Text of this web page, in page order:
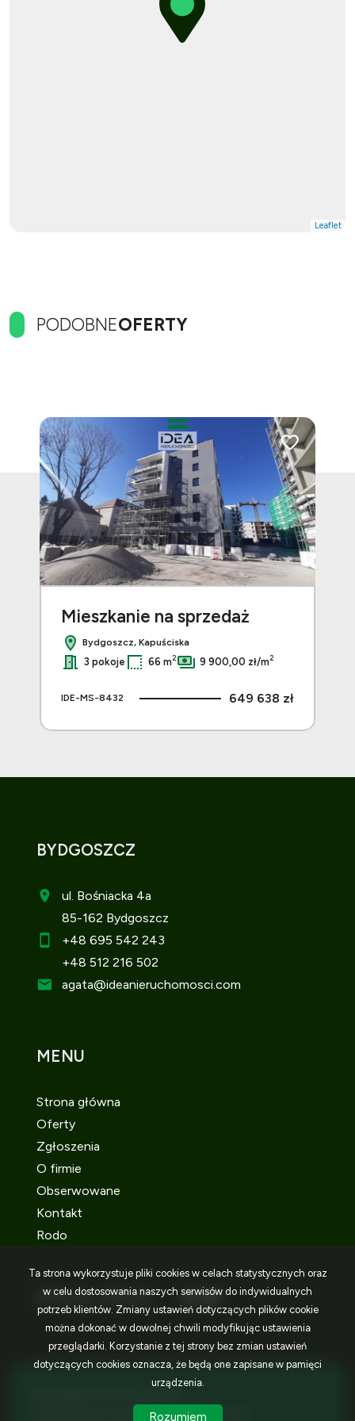
Leaflet
PODOBNEOFERTY
Dodaj do ulubionych Dodaj do
Mieszkanie na sprzedaż
Bydgoszcz, Kapuściska
3 pokoje 66 m2 9 900,00 zł/m2
IDE-MS-8432 649 638 zł
BYDGOSZCZ
ul. Bośniacka 4a
85-162 Bydgoszcz
+48 695 542 243
+48 512 216 502
agata@ideanieruchomosci.com
MENU
Strona główna
Oferty
Zgłoszenia
O firmie
Obserwowane
Kontakt
Rodo
SOCIAL MEDIA Facebook
Facebook
Facebook
Program dla biur nieruchomościGalactica Virgo
Ta strona wykorzystuje pliki cookies w celach statystycznych oraz
w celu dostosowania naszych serwisów do indywidualnych
potrzeb klientów. Zmiany ustawień dotyczących plików cookie
można dokonać w dowolnej chwili modyfikując ustawienia
przeglądarki. Korzystanie z tej strony bez zmian ustawień
dotyczących cookies oznacza, że będą one zapisane w pamięci
urządzenia.
Rozumiem